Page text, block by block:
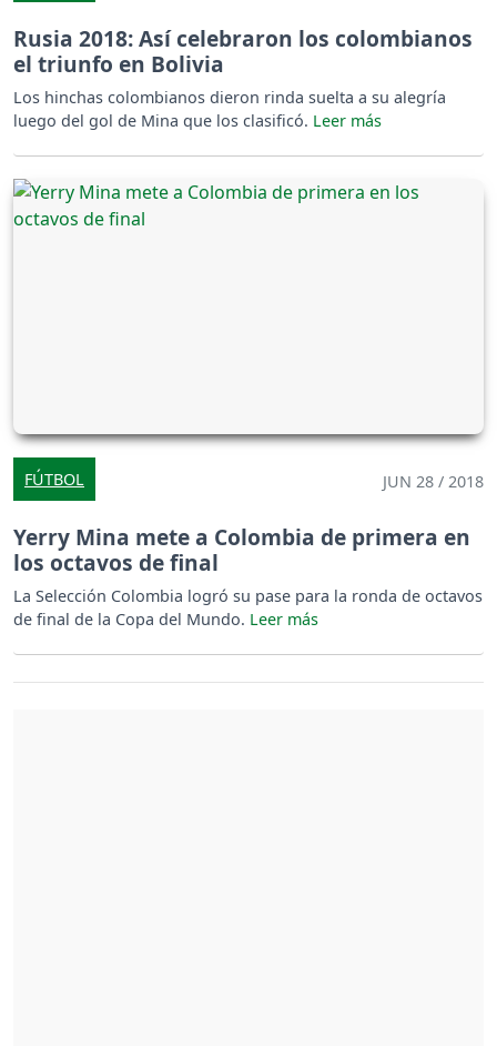
Rusia 2018: Así celebraron los colombianos
el triunfo en Bolivia
Los hinchas colombianos dieron rinda suelta a su alegría
luego del gol de Mina que los clasificó.
FÚTBOL JUN 28 / 2018
Yerry Mina mete a Colombia de primera en
los octavos de final
La Selección Colombia logró su pase para la ronda de octavos
de final de la Copa del Mundo.